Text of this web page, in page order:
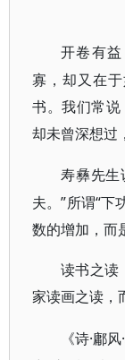
开卷有
寡，却又在
书。我们常说
却未曾深想过
寿彝先生
夫。”所谓“下
数的增加，而
读书之读
家读画之读，
《诗·鄘